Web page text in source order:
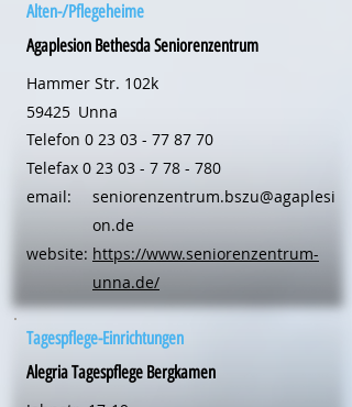
Alten-/Pflegeheime
Agaplesion Bethesda Seniorenzentrum
Hammer Str. 102k
59425 Unna
Telefon 0 23 03 - 77 87 70
Telefax 0 23 03 - 7 78 - 780
email:
website:
seniorenzentrum.bszu@agaplesi
on.de
https://www.seniorenzentrum-
unna.de/
Tagespflege-Einrichtungen
Alegria Tagespflege Bergkamen